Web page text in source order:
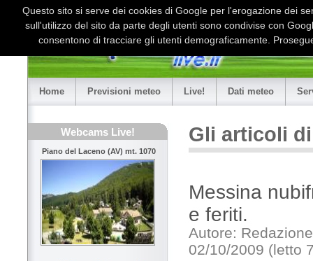
Home Previsioni meteo Live! Dati meteo
Webcams Live!
Piano del Laceno (AV) mt. 1070
Gli articoli
Messina
e feriti.
Autore:
02/10/2009 (letto
Questo sito si serve dei cookies di Google per l'erogazione dei
sull'utilizzo del sito da parte degli utenti sono condivise con
consentono di tracciare gli utenti demograficamente.